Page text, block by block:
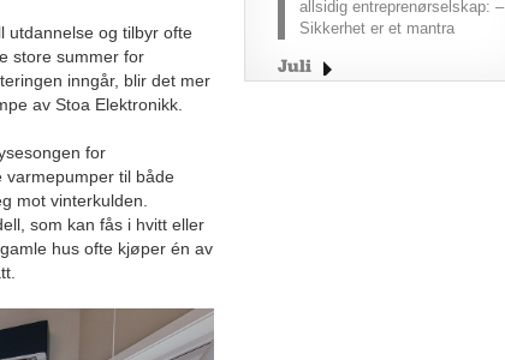
utdannelse og tilbyr ofte
store summer for
inngår, blir det mer
av Stoa Elektronikk.
for
varmepumper til både
mot vinterkulden.
som kan fås i hvitt eller
hus ofte kjøper én av
allsidig entreprenørselskap: –
Sikkerhet er et mantra
Juli